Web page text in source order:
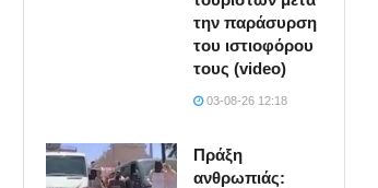
την παράσυρση
του ιστιοφόρου
τους (video)
03-08-26 12:18
Πράξη
ανθρωπιάς: